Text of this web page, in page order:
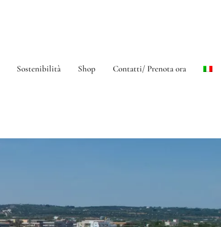
Sostenibilità Shop Contatti/ Prenota ora